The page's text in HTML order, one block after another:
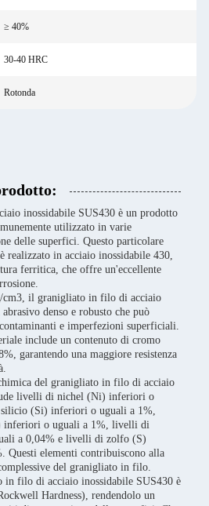
≥ 40%
30-40 HRC
Rotonda
inossidabile SUS430 è un prodotto
utilizzato in varie
delle superfici. Questo particolare
in acciaio inossidabile 430,
ferritica, che offre un'eccellente
cm3, il granigliato in filo di acciaio
denso e robusto che può
e imperfezioni superficiali.
include un contenuto di cromo
garantendo una maggiore resistenza
del granigliato in filo di acciaio
livelli di nichel (Ni) inferiori o
(Si) inferiori o uguali a 1%,
inferiori o uguali a 1%, livelli di
a 0,04% e livelli di zolfo (S)
Questi elementi contribuiscono alla
del granigliato in filo.
in filo di acciaio inossidabile SUS430 è
Hardness), rendendolo un